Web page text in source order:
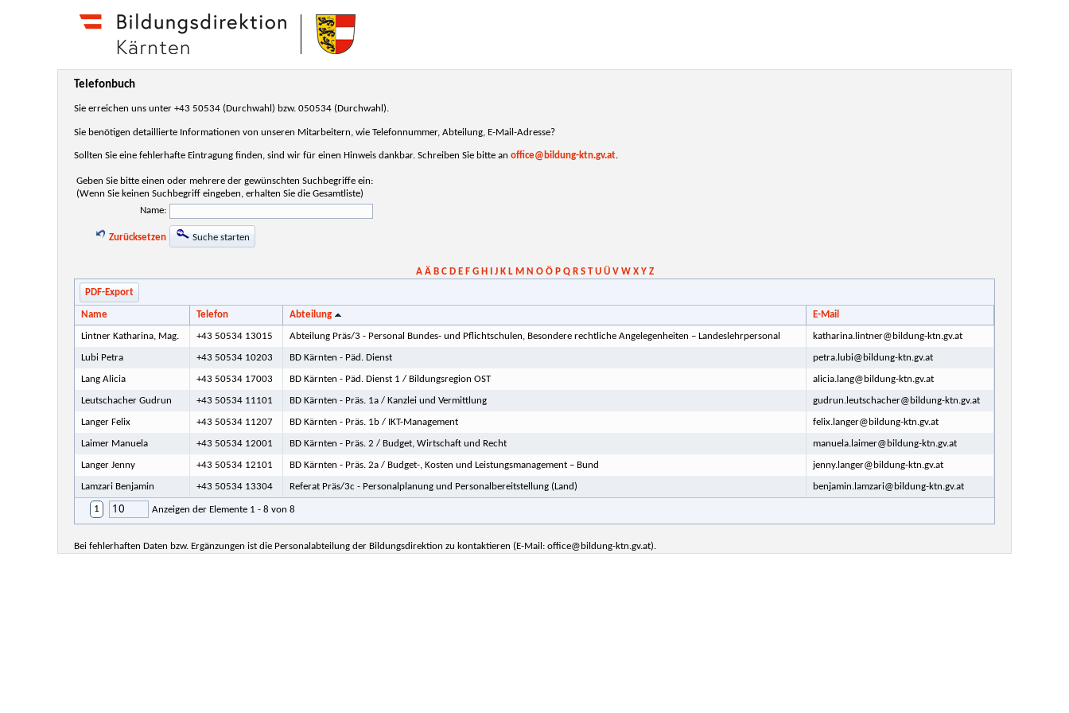
Telefonbuch
Sie erreichen uns unter +43 50534 (Durchwahl) bzw. 050534 (Durchwahl).
Sie benötigen detaillierte Informationen von unseren Mitarbeitern, wie Telefonnummer, Abteilung, E-Mail-Adresse?
Sollten Sie eine fehlerhafte Eintragung finden, sind wir für einen Hinweis dankbar. Schreiben Sie bitte an office@bildung-ktn.gv.at.
Geben Sie bitte einen oder mehrere der gewünschten Suchbegriffe ein:
(Wenn Sie keinen Suchbegriff eingeben, erhalten Sie die Gesamtliste)
Name:
Zurücksetzen Suche starten
A Ä B C D E F G H J K L M N O Ö P Q R S T U Ü V W X Y Z
PDF-Export
Name Telefon Abteilung E-Mail
Lintner Katharina, Mag. +43 50534 13015 Abteilung Präs/3 - Personal Bundes- und Pflichtschulen, Besondere rechtliche Angelegenheiten – Landeslehrpersonal katharina.lintner@bildung-ktn.gv.at
Lubi Petra +43 50534 10203 BD Kärnten - Päd. Dienst petra.lubi@bildung-ktn.gv.at
Lang Alicia +43 50534 17003 BD Kärnten - Päd. Dienst 1 / Bildungsregion OST alicia.lang@bildung-ktn.gv.at
Leutschacher Gudrun +43 50534 11101 BD Kärnten - Präs. 1a / Kanzlei und Vermittlung gudrun.leutschacher@bildung-ktn.gv.at
Langer Felix +43 50534 11207 BD Kärnten - Präs. 1b / IKT-Management felix.langer@bildung-ktn.gv.at
Laimer Manuela +43 50534 12001 BD Kärnten - Präs. 2 / Budget, Wirtschaft und Recht manuela.laimer@bildung-ktn.gv.at
Langer Jenny +43 50534 12101 BD Kärnten - Präs. 2a / Budget-, Kosten und Leistungsmanagement – Bund jenny.langer@bildung-ktn.gv.at
Lamzari Benjamin +43 50534 13304 Referat Präs/3c - Personalplanung und Personalbereitstellung (Land) benjamin.lamzari@bildung-ktn.gv.at
1 10 Anzeigen der Elemente 1 - 8 von 8
Bei fehlerhaften Daten bzw. Ergänzungen ist die Personalabteilung der Bildungsdirektion zu kontaktieren (E-Mail: office@bildung-ktn.gv.at).